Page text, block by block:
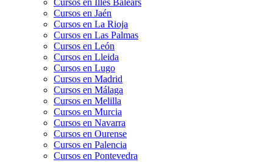
Cursos en Illes Balears
Cursos en Jaén
Cursos en La Rioja
Cursos en Las Palmas
Cursos en León
Cursos en Lleida
Cursos en Lugo
Cursos en Madrid
Cursos en Málaga
Cursos en Melilla
Cursos en Murcia
Cursos en Navarra
Cursos en Ourense
Cursos en Palencia
Cursos en Pontevedra